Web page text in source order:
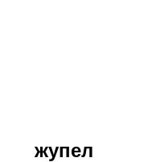
жупел